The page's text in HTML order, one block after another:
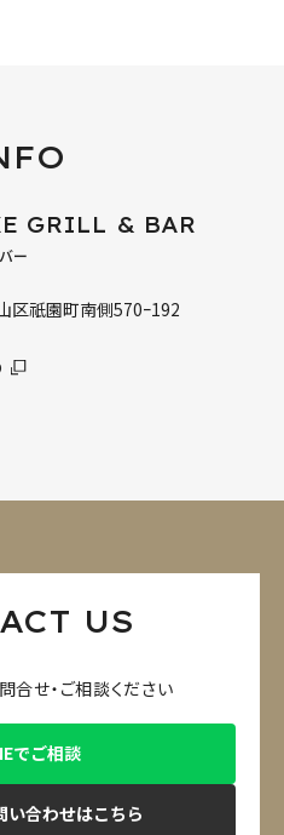
GRILL & BAR
ー
祇園町南側570ｰ192
US
合せ・ご相談ください
でご相談
い合わせはこちら